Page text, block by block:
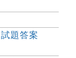
試題答案